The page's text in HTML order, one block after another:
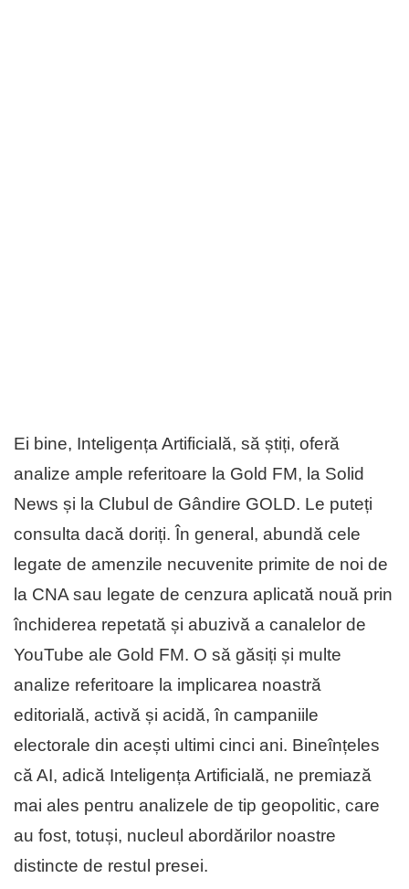
Ei bine, Inteligența Artificială, să știți, oferă
analize ample referitoare la Gold FM, la Solid
News și la Clubul de Gândire GOLD. Le puteți
consulta dacă doriți. În general, abundă cele
legate de amenzile necuvenite primite de noi de
la CNA sau legate de cenzura aplicată nouă prin
închiderea repetată și abuzivă a canalelor de
YouTube ale Gold FM. O să găsiți și multe
analize referitoare la implicarea noastră
editorială, activă și acidă, în campaniile
electorale din acești ultimi cinci ani. Bineînțeles
că AI, adică Inteligența Artificială, ne premiază
mai ales pentru analizele de tip geopolitic, care
au fost, totuși, nucleul abordărilor noastre
distincte de restul presei.